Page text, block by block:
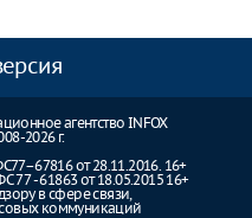
агентство INFOX
2026 г.
от 28.11.2016. 16+
77 - 61863 от 18.05.2015 16+
в сфере связи,
коммуникаций